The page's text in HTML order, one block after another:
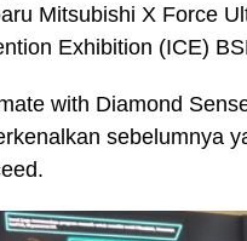
Mitsubishi X Force
Exhibition (ICE)
with Diamond
sebelumnya